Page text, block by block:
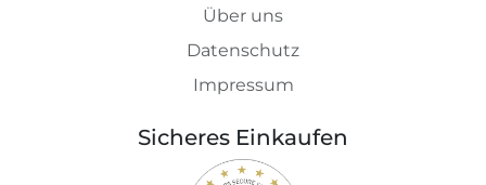
Über uns
Datenschutz
Impressum
Sicheres Einkaufen